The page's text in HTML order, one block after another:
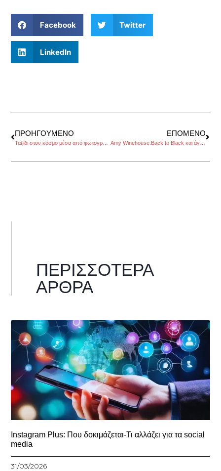
Facebook Twitter
LinkedIn
ΠΡΟΗΓΟΎΜΕΝΟ ΕΠΌΜΕΝΟ
Amy Winehouse:Back to Black και άγαλμα στο Camden
ΠΕΡΙΣΣΌΤΕΡΑ
ΆΡΘΡΑ
Instagram Plus: Που δοκιμάζεται-Τι αλλάζει για τα social
media
31/03/2026